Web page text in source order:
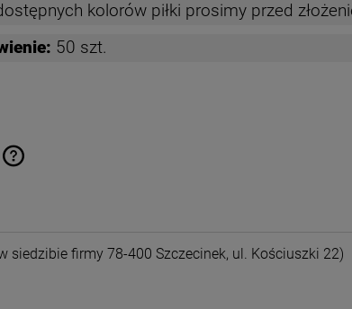
kolorów piłki prosimy przed
50 szt.
siedzibie firmy 78-400 Szczecinek, ul. Kościuszki 22)